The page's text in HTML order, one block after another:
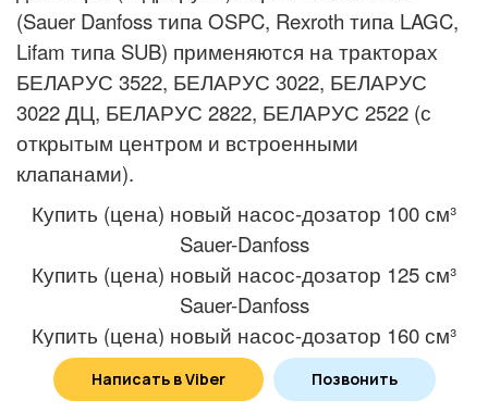
Написать в Viber Позвонить
(Sauer Danfoss типа OSPC, Rexroth типа LAGC,
Lifam типа SUB) применяются на тракторах
БЕЛАРУС 3522, БЕЛАРУС 3022, БЕЛАРУС
3022 ДЦ, БЕЛАРУС 2822, БЕЛАРУС 2522 (с
открытым центром и встроенными
клапанами).
Купить (цена) новый насос-дозатор 100 см³
Sauer-Danfoss
Купить (цена) новый насос-дозатор 125 см³
Sauer-Danfoss
Купить (цена) новый насос-дозатор 160 см³
Sauer-Danfoss
Купить (цена) новый насос-дозатор 195 см³